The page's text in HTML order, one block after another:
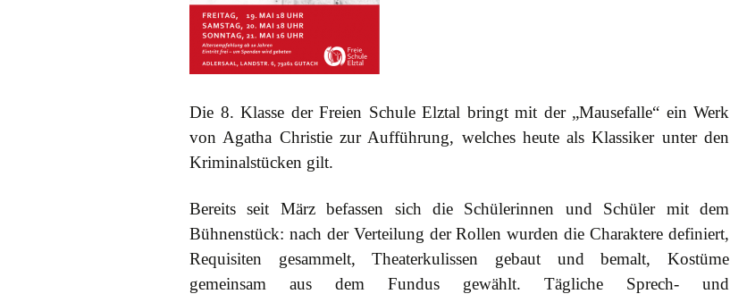
Die 8. Klasse der Freien Schule Elztal bringt mit der „Mausefalle“ ein Werk
von Agatha Christie zur Aufführung, welches heute als Klassiker unter den
Kriminalstücken gilt.
Bereits seit März befassen sich die Schülerinnen und Schüler mit dem
Bühnenstück: nach der Verteilung der Rollen wurden die Charaktere definiert,
Requisiten gesammelt, Theaterkulissen gebaut und bemalt, Kostüme
gemeinsam aus dem Fundus gewählt. Tägliche Sprech- und